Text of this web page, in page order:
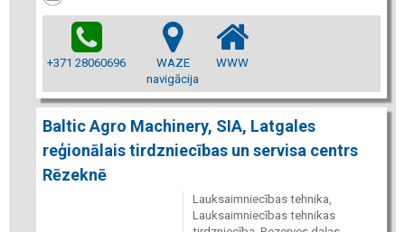
+371 28060696
WAZE
navigācija
WWW
Baltic Agro Machinery, SIA, Latgales
reģionālais tirdzniecības un servisa centrs
Rēzeknē
Lauksaimniecības tehnika,
Lauksaimniecības tehnikas